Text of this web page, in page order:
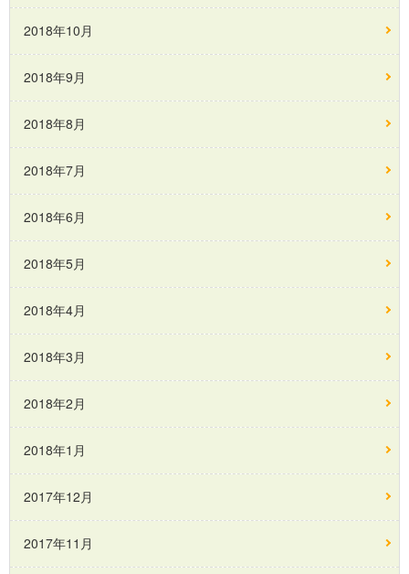
2018年10月
2018年9月
2018年8月
2018年7月
2018年6月
2018年5月
2018年4月
2018年3月
2018年2月
2018年1月
2017年12月
2017年11月